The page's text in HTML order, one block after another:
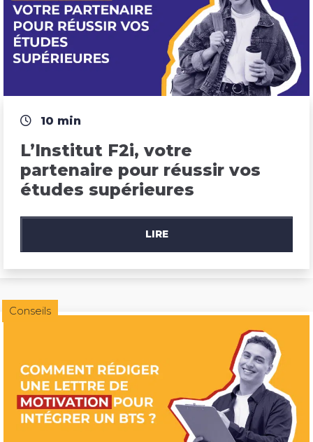
10 min
L’Institut F2i, votre
partenaire pour réussir vos
études supérieures
LIRE
Conseils